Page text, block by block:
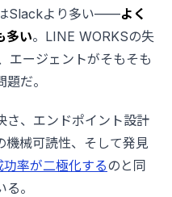
Slackより多い——よく
多い。LINE WORKSの失
エージェントがそもそも
だ。
さ、エンドポイント設計
機械可読性、そして発見
率が二極化する のと同
。